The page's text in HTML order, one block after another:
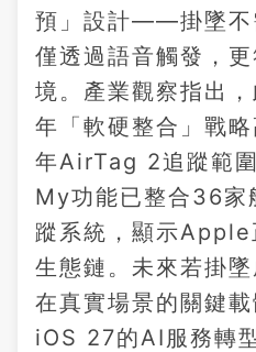
預」設計——掛墜不
僅透過語音觸發，
境。產業觀察指出
年「軟硬整合」戰
年AirTag 2追蹤範
My功能已整合36家
蹤系統，顯示Apple
生態鏈。未來若掛
在真實場景的關鍵
iOS 27的AI服務轉